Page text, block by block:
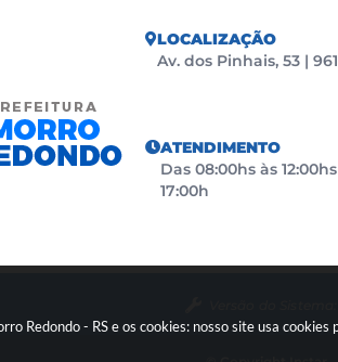
Redondo - RS e os cookies: nosso site usa
LOCALIZAÇÃO
Av. dos Pinhais, 53 |
ATENDIMENTO
Das 08:00hs às
17:00h